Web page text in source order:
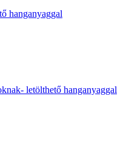
hanganyaggal
letölthető hanganyaggal